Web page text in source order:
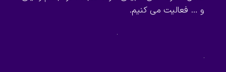
و … فعالیت می کنیم.